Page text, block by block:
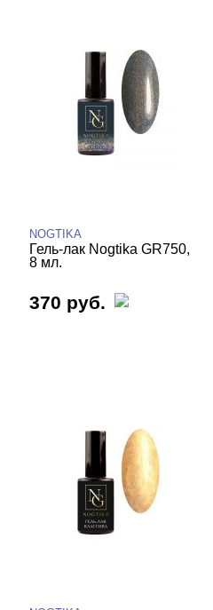
NOGTIKA
Гель-лак Nogtika GR750,
8 мл.
370 руб.